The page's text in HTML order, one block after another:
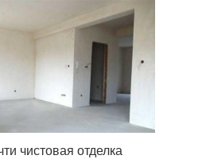
чистовая отделка